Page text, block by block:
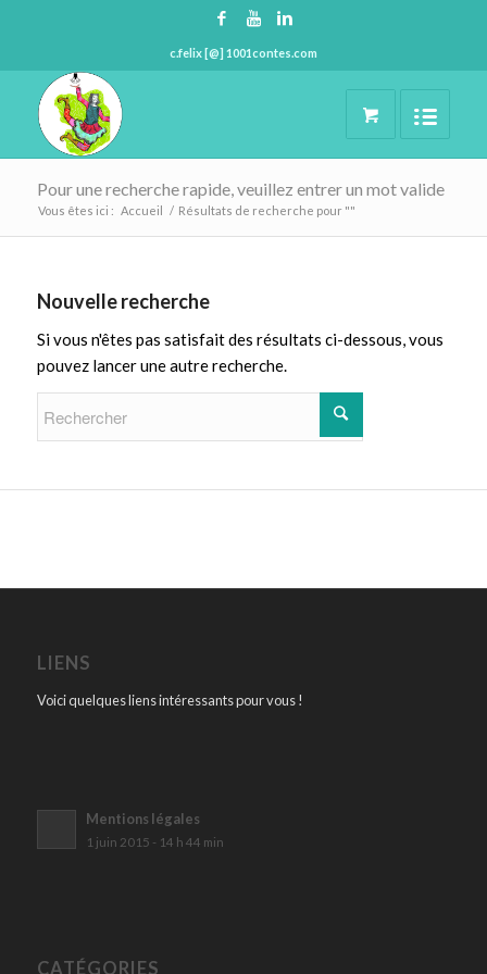
c.felix [@] 1001contes.com
Pour une recherche rapide, veuillez entrer un mot valide
Vous êtes ici : Accueil / Résultats de recherche pour ""
Nouvelle recherche
Si vous n'êtes pas satisfait des résultats ci-dessous, vous
pouvez lancer une autre recherche.
LIENS
Voici quelques liens intéressants pour vous !
Mentions légales
1 juin 2015 - 14 h 44 min
CATÉGORIES